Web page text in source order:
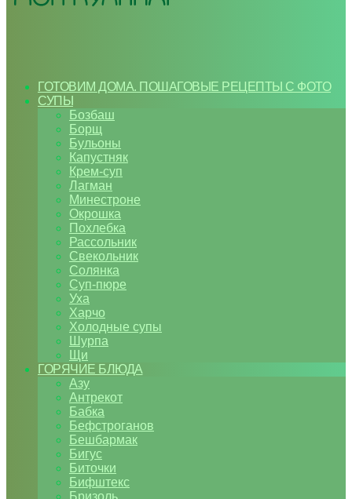
ГОТОВИМ ДОМА. ПОШАГОВЫЕ РЕЦЕПТЫ С ФОТО
СУПЫ
Бозбаш
Борщ
Бульоны
Капустняк
Крем-суп
Лагман
Минестроне
Окрошка
Похлебка
Рассольник
Свекольник
Солянка
Суп-пюре
Уха
Харчо
Холодные супы
Шурпа
Щи
ГОРЯЧИЕ БЛЮДА
Азу
Антрекот
Бабка
Бефстроганов
Бешбармак
Бигус
Биточки
Бифштекс
Бризоль